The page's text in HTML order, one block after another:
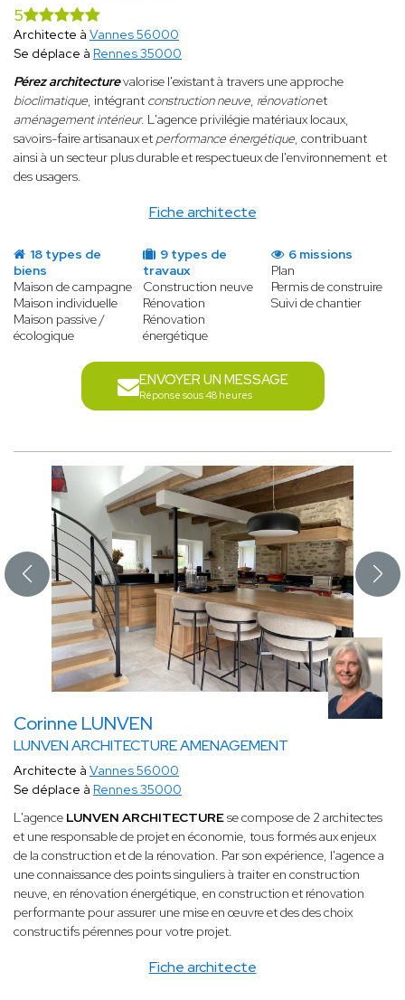
Fiche architecte
5
Architecte à Vannes 56000
Se déplace à Rennes 35000
Pérez architecturevalorise l'existant à travers une approche
bioclimatique, intégrant construction neuve, rénovationet
aménagement intérieur. L'agence privilégie matériaux locaux,
savoirs-faire artisanaux et performance énergétique, contribuant
ainsi à un secteur plus durable et respectueux de l'environnement et
des usagers.
18 types de
biens
Maison de campagne
Maison individuelle
Maison passive /
écologique
9 types de
travaux
Construction neuve
Rénovation
Rénovation
énergétique
6 missions
Plan
Permis de construire
Suivi de chantier
ENVOYER UN MESSAGE
Réponse sous 48 heures
Corinne LUNVEN
LUNVEN ARCHITECTURE AMENAGEMENT
Fiche architecte
Architecte à Vannes 56000
Se déplace à Rennes 35000
L'agence LUNVEN ARCHITECTUREse compose de 2 architectes
et une responsable de projet en économie, tous formés aux enjeux
de la construction et de la rénovation. Par son expérience, l'agence a
une connaissance des points singuliers à traiter en construction
neuve, en rénovation énergétique, en construction et rénovation
performante pour assurer une mise en œuvre et des des choix
constructifs pérennes pour votre projet.